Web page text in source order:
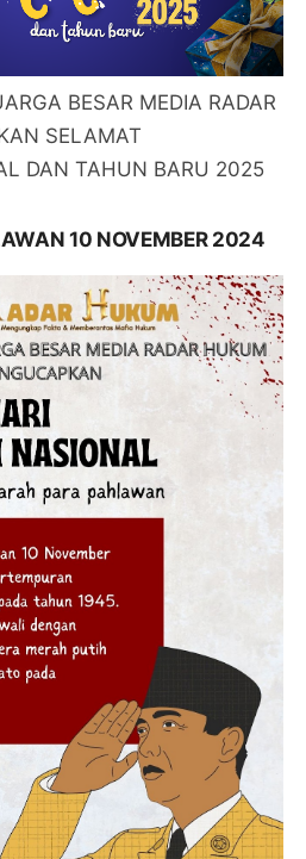
BESAR MEDIA RADAR
SELAMAT
DAN TAHUN BARU 2025
10 NOVEMBER 2024